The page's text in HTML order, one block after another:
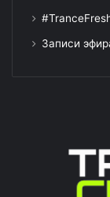
Записи